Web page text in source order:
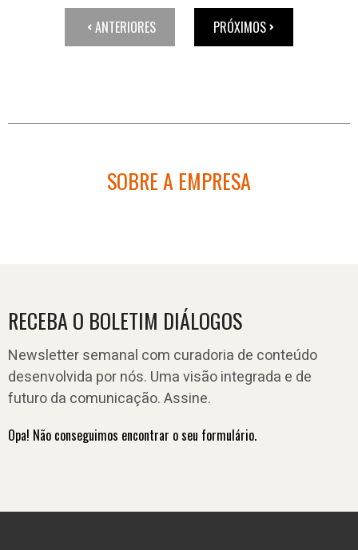
ANTERIORES PRÓXIMOS
SOBRE A EMPRESA
RECEBA O BOLETIM DIÁLOGOS
Newsletter semanal com curadoria de conteúdo
desenvolvida por nós. Uma visão integrada e de
futuro da comunicação. Assine.
Opa! Não conseguimos encontrar o seu formulário.